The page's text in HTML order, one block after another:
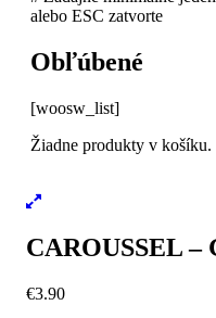
alebo ESC zatvorte
Obľúbené
[woosw_list]
Žiadne produkty v košíku.
CAROUSSEL –
€3.90